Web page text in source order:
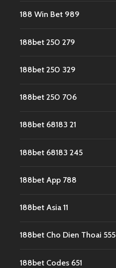
188 Win Bet 989
188bet 250 279
188bet 250 329
188bet 250 706
188bet 68183 21
188bet 68183 245
188bet App 788
188bet Asia 11
188bet Cho Dien Thoai 555
188bet Codes 651